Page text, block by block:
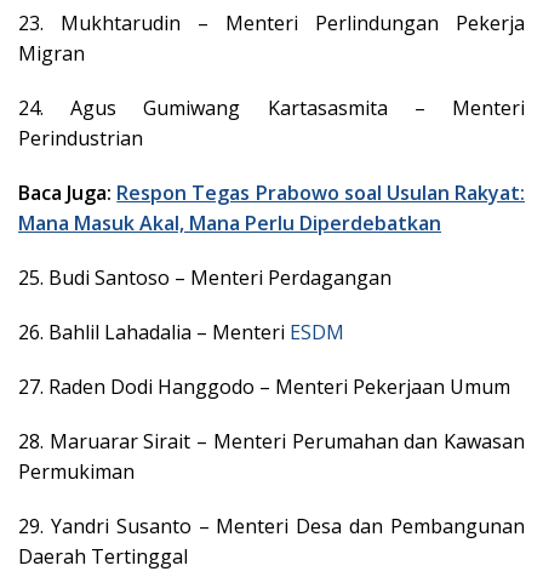
23. Mukhtarudin – Menteri Perlindungan Pekerja
Migran
24. Agus Gumiwang Kartasasmita – Menteri
Perindustrian
Baca Juga: Respon Tegas Prabowo soal Usulan Rakyat:
Mana Masuk Akal, Mana Perlu Diperdebatkan
25. Budi Santoso – Menteri Perdagangan
26. Bahlil Lahadalia – Menteri ESDM
27. Raden Dodi Hanggodo – Menteri Pekerjaan Umum
28. Maruarar Sirait – Menteri Perumahan dan Kawasan
Permukiman
29. Yandri Susanto – Menteri Desa dan Pembangunan
Daerah Tertinggal